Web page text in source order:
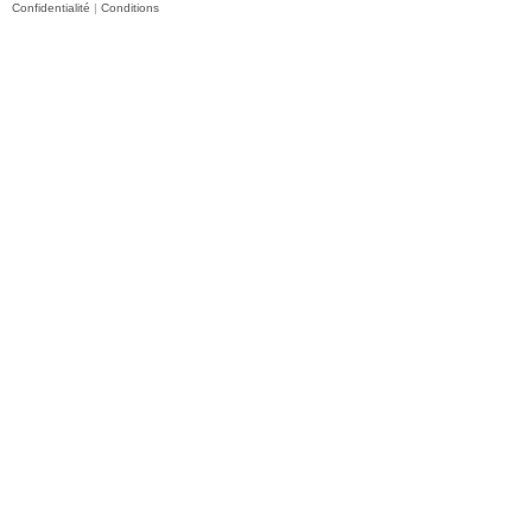
Confidentialité | Conditions